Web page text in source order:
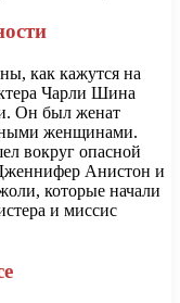
как кажутся на
Чарли Шина
Он был женат
женщинами.
вокруг опасной
Анистон и
которые начали
и миссис